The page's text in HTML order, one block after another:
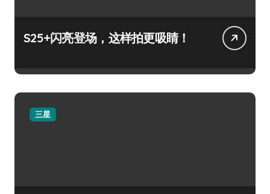
S25+闪亮登场，这样拍更吸睛！
三星